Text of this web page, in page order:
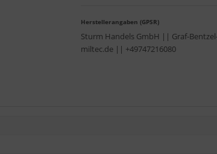
Herstellerangaben (GPSR)
Sturm Handels GmbH || Graf-
miltec.de || +49747216080